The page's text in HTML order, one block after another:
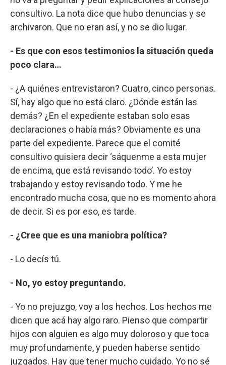
consultivo. La nota dice que hubo denuncias y se
archivaron. Que no eran así, y no se dio lugar.
- Es que con esos testimonios la situación queda
poco clara…
- ¿A quiénes entrevistaron? Cuatro, cinco personas.
Sí, hay algo que no está claro. ¿Dónde están las
demás? ¿En el expediente estaban solo esas
declaraciones o había más? Obviamente es una
parte del expediente. Parece que el comité
consultivo quisiera decir ‘sáquenme a esta mujer
de encima, que está revisando todo’. Yo estoy
trabajando y estoy revisando todo. Y me he
encontrado mucha cosa, que no es momento ahora
de decir. Si es por eso, es tarde.
- ¿Cree que es una maniobra política?
- Lo decís tú.
- No, yo estoy preguntando.
- Yo no prejuzgo, voy a los hechos. Los hechos me
dicen que acá hay algo raro. Pienso que compartir
hijos con alguien es algo muy doloroso y que toca
muy profundamente, y pueden haberse sentido
juzgados. Hay que tener mucho cuidado. Yo no sé